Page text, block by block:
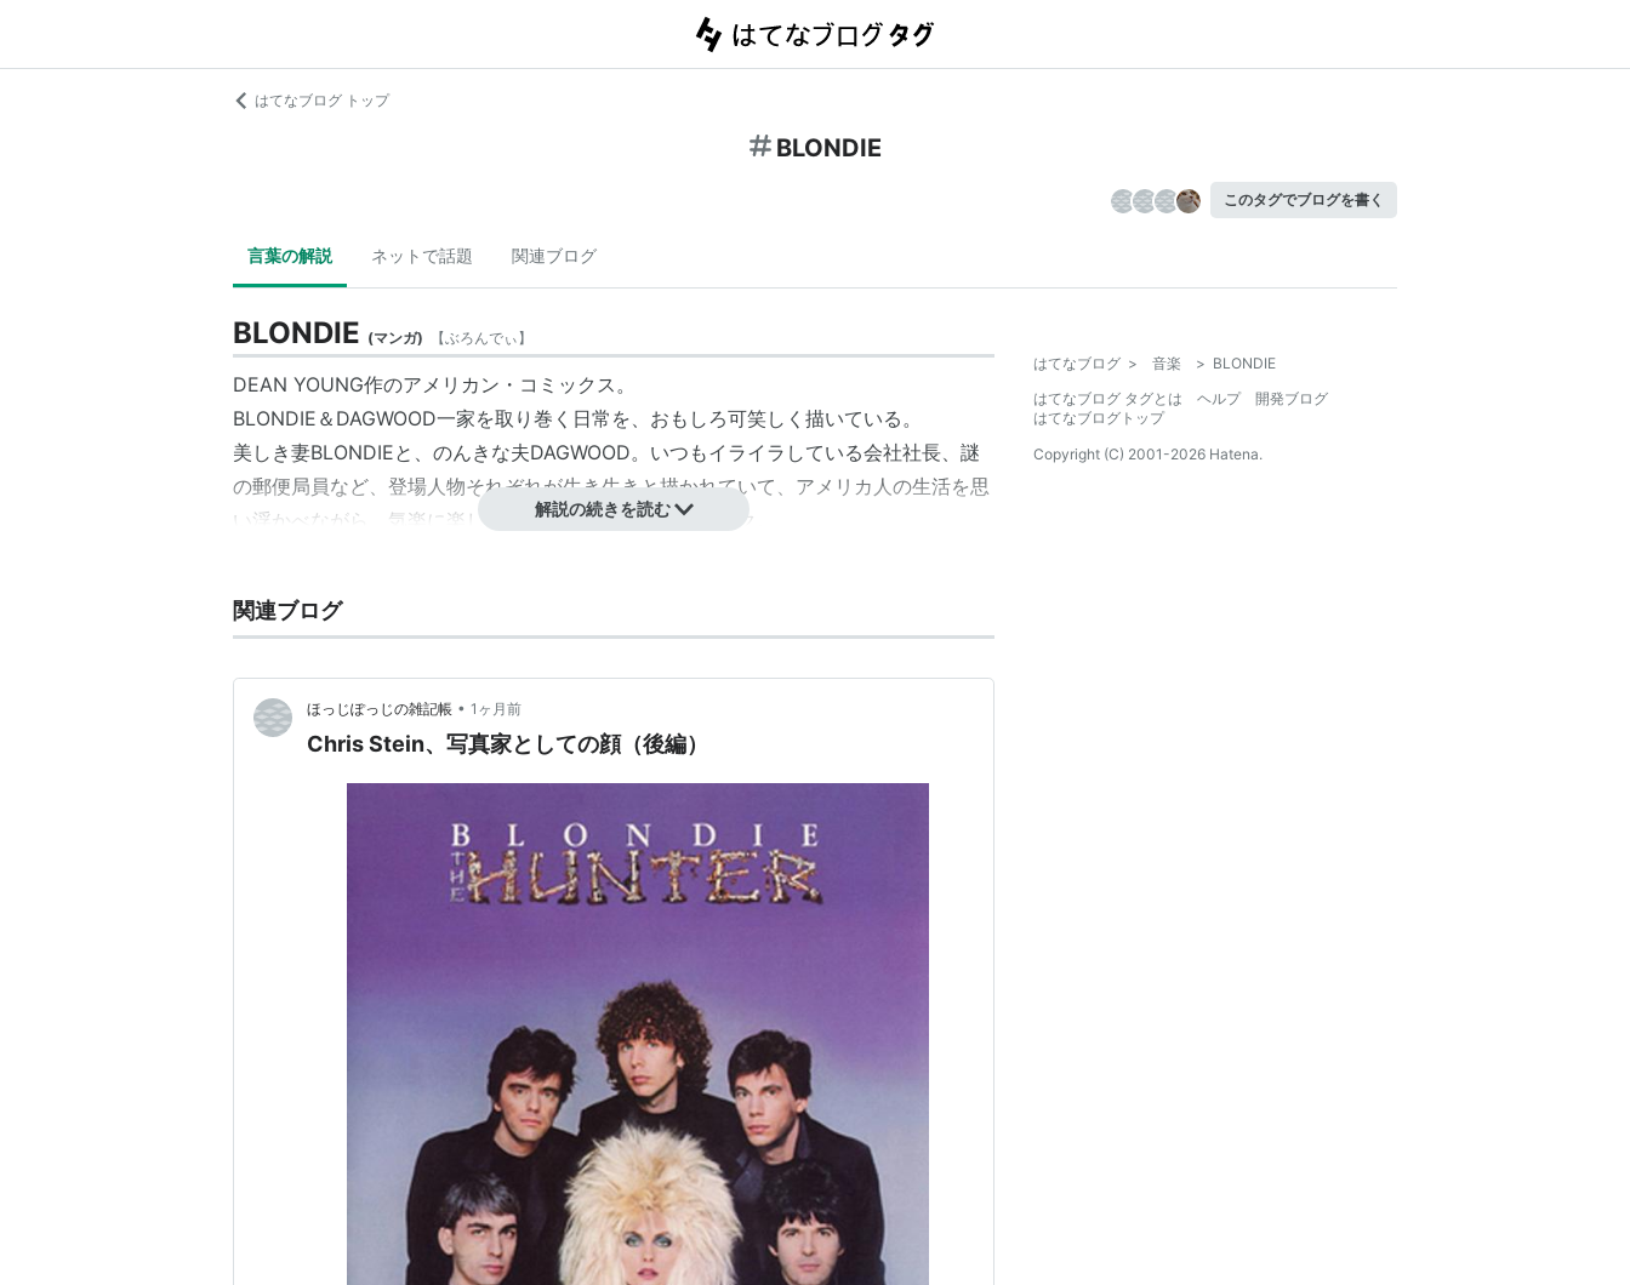
はてなブログ トップ
BLONDIE
このタグでブログを書く
言葉の解説 ネットで話題 関連ブログ
BLONDIE (マンガ) 【ぶろんでぃ】
DEAN YOUNG作のアメリカン・コミックス。
BLONDIE＆DAGWOOD一家を取り巻く日常を、おもしろ可笑しく描いている。
美しき妻BLONDIEと、のんきな夫DAGWOOD。いつもイライラしている会社社長、謎
の郵便局員など、登場人物それぞれが生き生きと描かれていて、アメリカ人の生活を思
い浮かべながら、気楽に楽しむことができる上質のコミック。
ブロンディ
1977年アルバムデビュー。
NYパンクシーン出身だったが、ポップロックやエレポップ色の強い曲で「ハート・オ
ヴ・ザ・グラス」、「ラプチャー」、「夢見るNo1」、「コール・ミー」などのヒット
オリジナルメンバーはデボラ・ハリー（ボーカル）、クレム・バーク（ドラムス）、ク
リス・スタイン（ギター）、ジミー・デストリ（キーボード）。
デボラ・ハリーのセクシーかつチャーミングなヴォーカルが印象的。
よくデボラのことを見て「ブロンディだ！」と言う人がいるが、それは間違いで、バン
1983年に、クリス・スタインが白血病を発症し、パートナーであったデボラ・ハリー
が看病に専念することになり、解散していたが、1999年に再結成。現在も精力的に活
動中。2006年9月6・7・8日は大阪と東京で単独公演を行った。
ちなみに2006年現在、デボラは自伝を執筆中。80年代に出版したMaking Tracks: The
Rise of Blondieに続く二作目となるか。
解説の続きを読む
関連ブログ
ほっじぽっじの雑記帳 • 1ヶ月前
Chris Stein、写真家としての顔（後編）
はてなブログ > 音楽 > BLONDIE
はてなブログ タグとは
ヘルプ
開発ブログ
はてなブログトップ
Copyright (C) 2001-2026 Hatena.